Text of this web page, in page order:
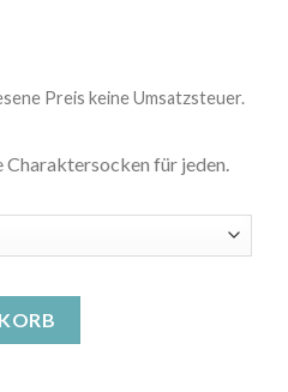
Preis keine Umsatzsteuer.
Charaktersocken für jeden.